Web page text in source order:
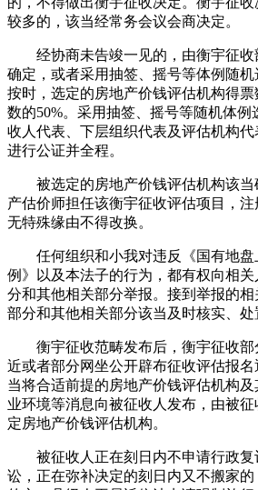
较多的，该当经常务会议会商决定。
经协商未告竣一见的，由衡宇征收
确定，或者采用抽签、摇号等体例随
按时，选定的房地产价钱评估机构得
数的50%。采用抽签、摇号等随机体例
收人代表、下层组织代表及评估机构
进行公证并全程。
被选定的房地产价钱评估机构该当
产估价师担任该衡宇征收评估项目，
无特殊缘由不得改换。
任何组织和小我对违反《国有地盘
例》以及本法子的行为，都有权向相
分和其他相关部分举报。接到举报的
部分和其他相关部分该当及时核实、处
衡宇征收范畴发布后，衡宇征收部
近或者部分网坐公开辟布征收评估报
当将合适前提的房地产价钱评估机构
业环境等消息向被征收人发布，由被
定房地产价钱评估机构。
被征收人正在刻日内不申请行政复
讼，正在弥补决定的刻日内又不搬家